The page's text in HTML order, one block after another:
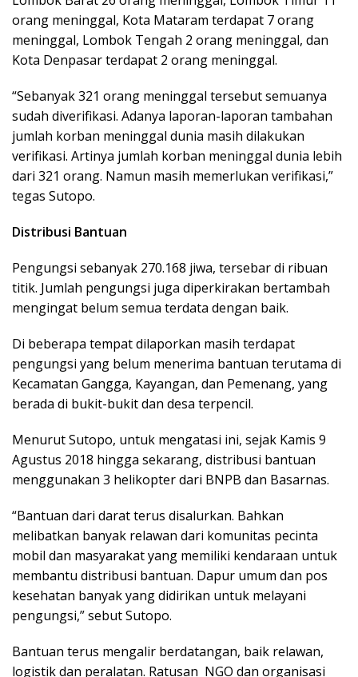
orang meninggal, Kota Mataram terdapat 7 orang
meninggal, Lombok Tengah 2 orang meninggal, dan
Kota Denpasar terdapat 2 orang meninggal.
“Sebanyak 321 orang meninggal tersebut semuanya
sudah diverifikasi. Adanya laporan-laporan tambahan
jumlah korban meninggal dunia masih dilakukan
verifikasi. Artinya jumlah korban meninggal dunia lebih
dari 321 orang. Namun masih memerlukan verifikasi,”
tegas Sutopo.
Distribusi Bantuan
Pengungsi sebanyak 270.168 jiwa, tersebar di ribuan
titik. Jumlah pengungsi juga diperkirakan bertambah
mengingat belum semua terdata dengan baik.
Di beberapa tempat dilaporkan masih terdapat
pengungsi yang belum menerima bantuan terutama di
Kecamatan Gangga, Kayangan, dan Pemenang, yang
berada di bukit-bukit dan desa terpencil.
Menurut Sutopo, untuk mengatasi ini, sejak Kamis 9
Agustus 2018 hingga sekarang, distribusi bantuan
menggunakan 3 helikopter dari BNPB dan Basarnas.
“Bantuan dari darat terus disalurkan. Bahkan
melibatkan banyak relawan dari komunitas pecinta
mobil dan masyarakat yang memiliki kendaraan untuk
membantu distribusi bantuan. Dapur umum dan pos
kesehatan banyak yang didirikan untuk melayani
pengungsi,” sebut Sutopo.
Bantuan terus mengalir berdatangan, baik relawan,
logistik dan peralatan. Ratusan NGO dan organisasi